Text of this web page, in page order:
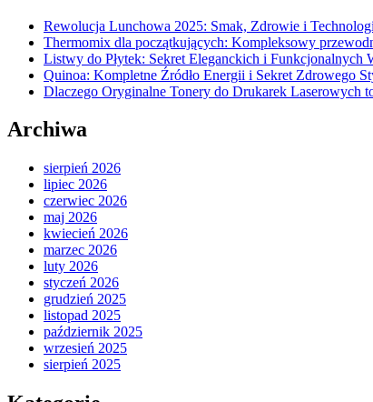
Rewolucja Lunchowa 2025: Smak, Zdrowie i
Thermomix dla początkujących: Kompleksowy
Listwy do Płytek: Sekret Eleganckich i Funkcjonalnych
Quinoa: Kompletne Źródło Energii i Sekret Zdrowego
Dlaczego Oryginalne Tonery do Drukarek Laserowych
Archiwa
sierpień 2026
lipiec 2026
czerwiec 2026
maj 2026
kwiecień 2026
marzec 2026
luty 2026
styczeń 2026
grudzień 2025
listopad 2025
październik 2025
wrzesień 2025
sierpień 2025